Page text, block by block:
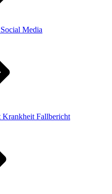
Social Media
Krankheit Fallbericht